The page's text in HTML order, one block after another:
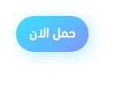
حمل الان